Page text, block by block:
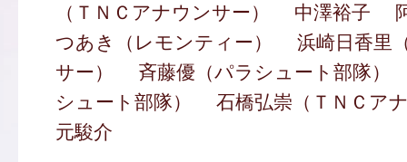
（ＴＮＣアナウンサー） 中澤裕子
つあき（レモンティー） 浜崎日香里
サー） 斉藤優（パラシュート部隊）
シュート部隊） 石橋弘崇（ＴＮＣア
元駿介